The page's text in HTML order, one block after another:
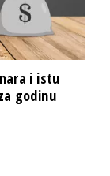
i istu
godinu